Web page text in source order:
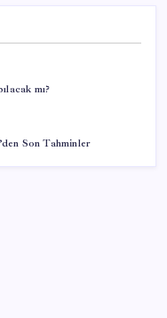
mı?
Son Tahminler